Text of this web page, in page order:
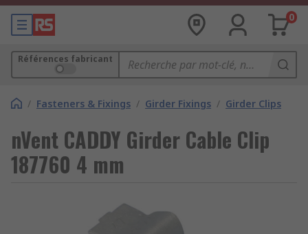
0
Références fabricant
/ Fasteners & Fixings / Girder Fixings / Girder Clips
nVent CADDY Girder Cable Clip
187760 4 mm